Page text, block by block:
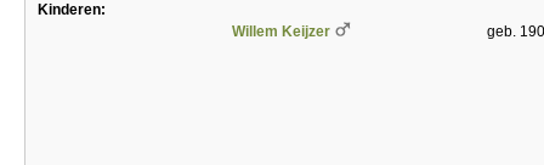
Kinderen:
Willem Keijzer
geb.